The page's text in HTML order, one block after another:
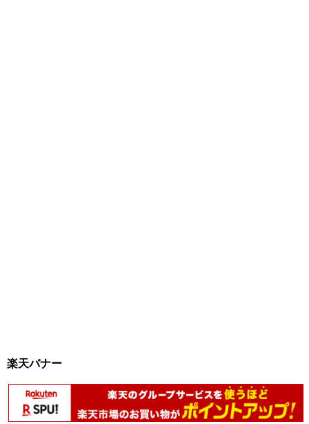
楽天バナー